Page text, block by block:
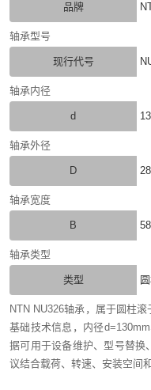
品牌
轴承型号
现行代号
轴承内径
d
轴承外径
D
轴承宽度
B
轴承类型
类型
NTN NU326轴承，属于圆柱
基础技术信息，内径
据可用于设备维护、型号替换
议结合载荷、转速、安装空间